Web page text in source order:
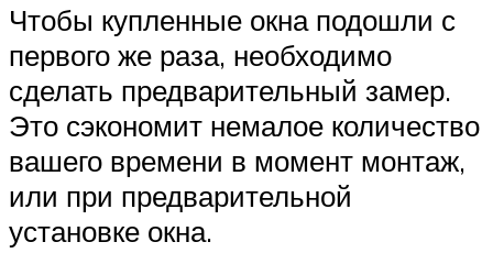
Чтобы купленные окна подошли с
первого же раза, необходимо
сделать предварительный замер.
Это сэкономит немалое количество
вашего времени в момент монтаж,
или при предварительной
установке окна.